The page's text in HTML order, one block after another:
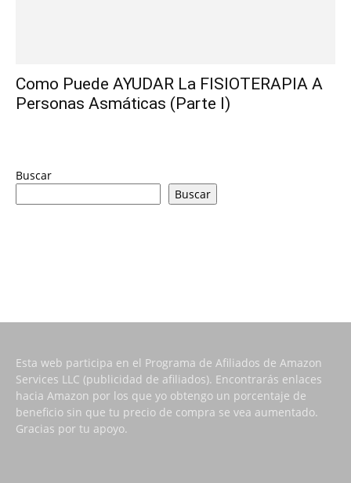
Como Puede AYUDAR La FISIOTERAPIA A
Personas Asmáticas (Parte I)
Buscar
Buscar
Esta web participa en el Programa de Afiliados de Amazon
Services LLC (publicidad de afiliados). Encontrarás enlaces
hacia Amazon por los que yo obtengo un porcentaje de
beneficio sin que tu precio de compra se vea aumentado.
Gracias por tu apoyo.